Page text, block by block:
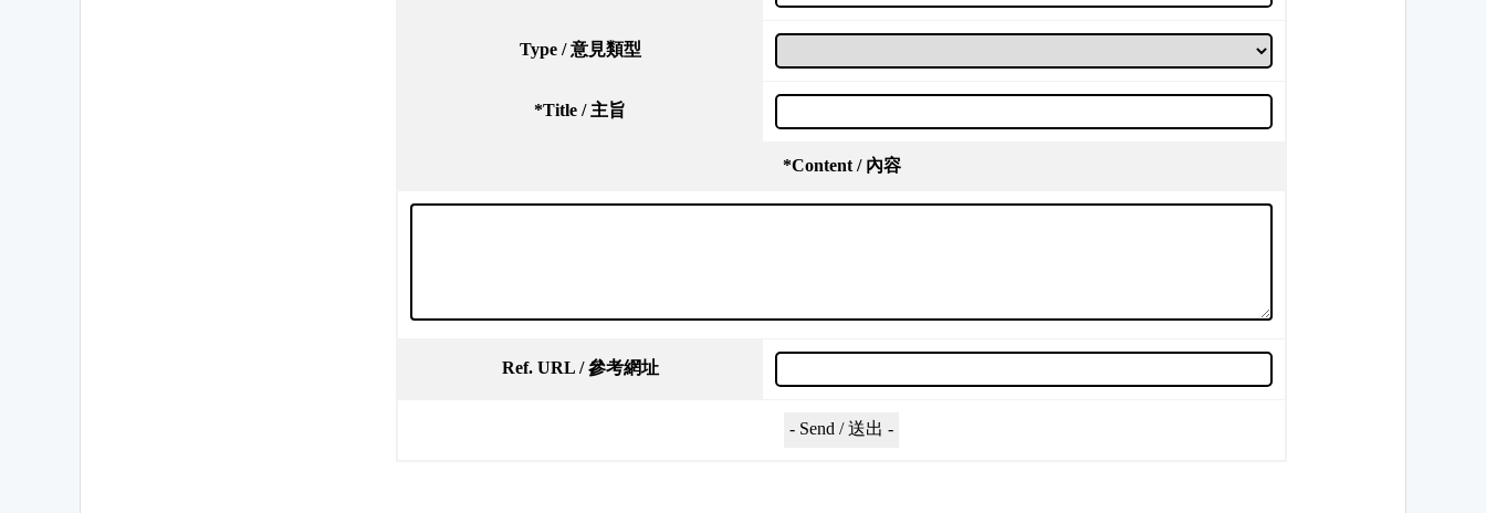
Type / 意見類型
*Title / 主旨
*Content / 內容
Ref. URL / 參考網址